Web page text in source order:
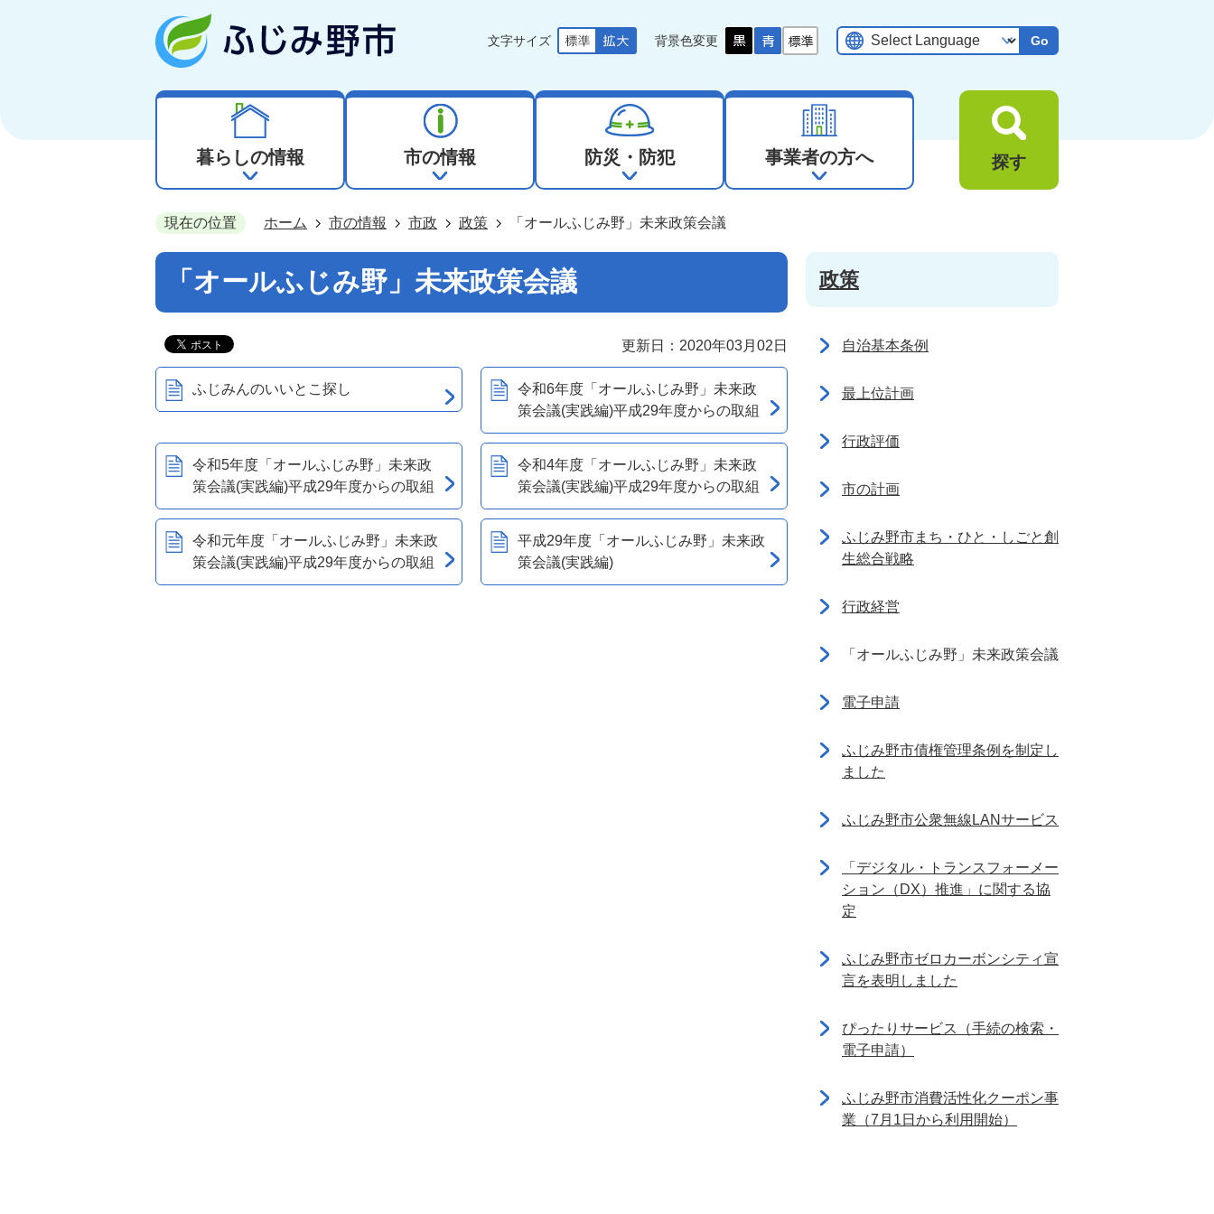
文字サイズ 背景色変更 Go
暮らしの情報 市の情報 防災・防犯 事業者の方へ 探す
現在の位置 ホーム 市の情報 市政 政策 「オールふじみ野」未来政策会議
「オールふじみ野」未来政策会議
更新日：2020年03月02日
ふじみんのいいとこ探し
令和6年度「オールふじみ野」未来政
策会議(実践編)平成29年度からの取組
令和5年度「オールふじみ野」未来政
策会議(実践編)平成29年度からの取組
令和4年度「オールふじみ野」未来政
策会議(実践編)平成29年度からの取組
令和元年度「オールふじみ野」未来政
策会議(実践編)平成29年度からの取組
平成29年度「オールふじみ野」未来政
策会議(実践編)
政策
自治基本条例
最上位計画
行政評価
市の計画
ふじみ野市まち・ひと・しごと創
生総合戦略
行政経営
「オールふじみ野」未来政策会議
電子申請
ふじみ野市債権管理条例を制定し
ました
ふじみ野市公衆無線LANサービス
「デジタル・トランスフォーメー
ション（DX）推進」に関する協
定
ふじみ野市ゼロカーボンシティ宣
言を表明しました
ぴったりサービス（手続の検索・
電子申請）
ふじみ野市消費活性化クーポン事
業（7月1日から利用開始）